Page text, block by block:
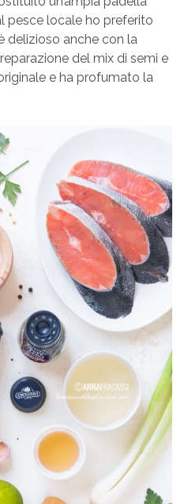
pesce locale ho preferito
delizioso anche con la
del mix di semi e
e ha profumato la